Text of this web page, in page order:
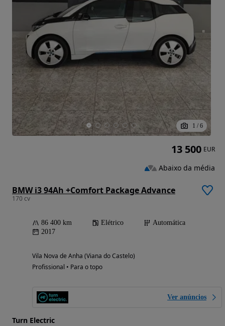
1 / 6
BMW i3 94Ah +Comfort Package Advance
170 cv
86 400 km Elétrico
Automática
2017
Vila Nova de Anha (Viana do Castelo)
Profissional • Para o topo
Ver anúncios
Turn Electric
13 500 EUR
Abaixo da média